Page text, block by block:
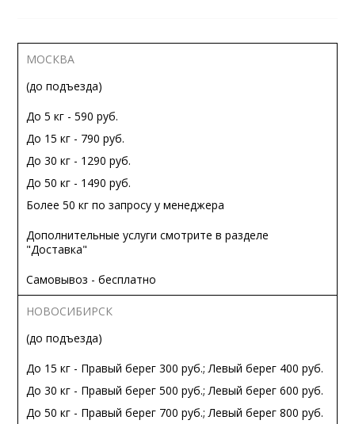
МОСКВА
(до подъезда)
До 5 кг - 590 руб.
До 15 кг - 790 руб.
До 30 кг - 1290 руб.
До 50 кг - 1490 руб.
Более 50 кг по запросу у менеджера
Дополнительные услуги смотрите в разделе
"Доставка"
Самовывоз - бесплатно
НОВОСИБИРСК
(до подъезда)
До 15 кг - Правый берег 300 руб.; Левый берег 400 руб.
До 30 кг - Правый берег 500 руб.; Левый берег 600 руб.
До 50 кг - Правый берег 700 руб.; Левый берег 800 руб.